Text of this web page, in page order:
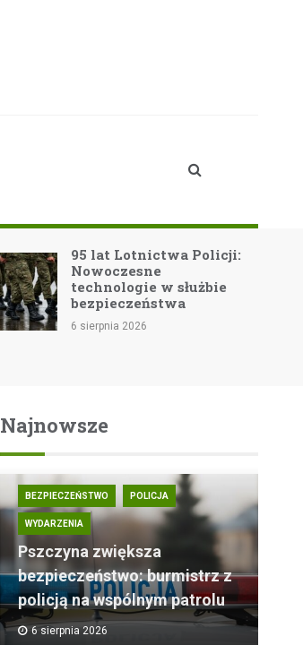
95 lat Lotnictwa Policji:
Nowoczesne
technologie w służbie
bezpieczeństwa
6 sierpnia 2026
Najnowsze
BEZPIECZEŃSTWO POLICJA
WYDARZENIA
Pszczyna zwiększa
bezpieczeństwo: burmistrz z
policją na wspólnym patrolu
6 sierpnia 2026